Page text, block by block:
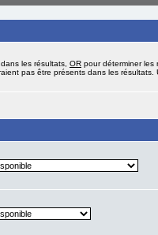
les résultats, OR pour déterminer les
pas être présents dans les résultats.